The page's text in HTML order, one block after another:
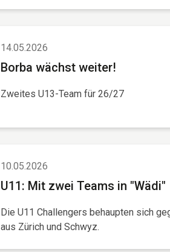
14.05.2026
Borba wächst weiter!
Zweites U13-Team für 26/27
10.05.2026
U11: Mit zwei Teams in "Wädi"
Die U11 Challengers behaupten sich
aus Zürich und Schwyz.